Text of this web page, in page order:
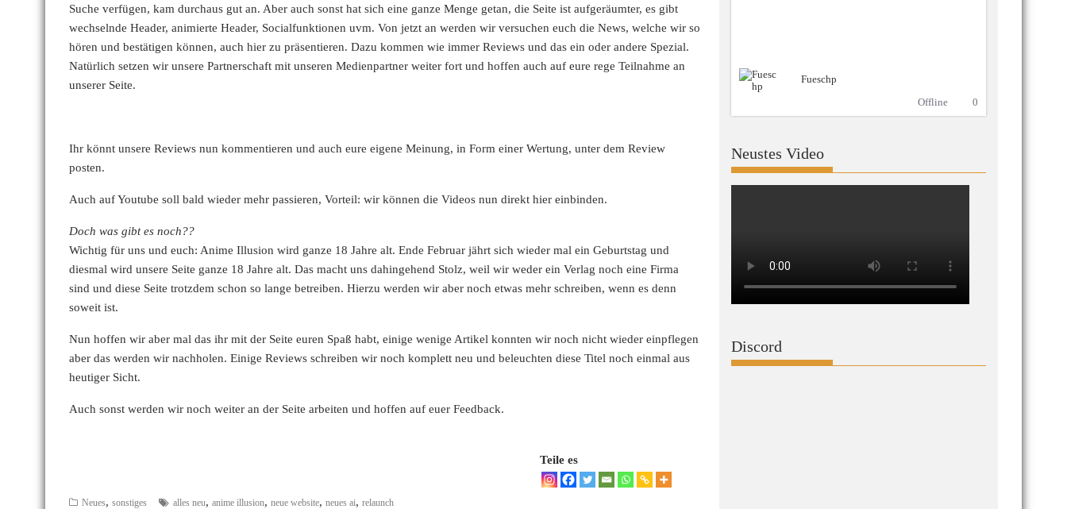
Suche verfügen, kam durchaus gut an. Aber auch sonst hat sich eine ganze Menge getan, die Seite ist aufgeräumter, es gibt
wechselnde Header, animierte Header, Socialfunktionen uvm. Von jetzt an werden wir versuchen euch die News, welche wir so
hören und bestätigen können, auch hier zu präsentieren. Dazu kommen wie immer Reviews und das ein oder andere Spezial.
Natürlich setzen wir unsere Partnerschaft mit unseren Medienpartner weiter fort und hoffen auch auf eure rege Teilnahme an
unserer Seite.
Ihr könnt unsere Reviews nun kommentieren und auch eure eigene Meinung, in Form einer Wertung, unter dem Review
posten.
Auch auf Youtube soll bald wieder mehr passieren, Vorteil: wir können die Videos nun direkt hier einbinden.
Doch was gibt es noch??
Wichtig für uns und euch: Anime Illusion wird ganze 18 Jahre alt. Ende Februar jährt sich wieder mal ein Geburtstag und
diesmal wird unsere Seite ganze 18 Jahre alt. Das macht uns dahingehend Stolz, weil wir weder ein Verlag noch eine Firma
sind und diese Seite trotzdem schon so lange betreiben. Hierzu werden wir aber noch etwas mehr schreiben, wenn es denn
soweit ist.
Nun hoffen wir aber mal das ihr mit der Seite euren Spaß habt, einige wenige Artikel konnten wir noch nicht wieder einpflegen
aber das werden wir nachholen. Einige Reviews schreiben wir noch komplett neu und beleuchten diese Titel noch einmal aus
heutiger Sicht.
Auch sonst werden wir noch weiter an der Seite arbeiten und hoffen auf euer Feedback.
Teile es
Neues, sonstiges alles neu, anime illusion, neue website, neues ai, relaunch
Fueschp
Offline
0
Neustes Video
Discord